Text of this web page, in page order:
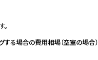
する場合の費用相場（空室の場合）